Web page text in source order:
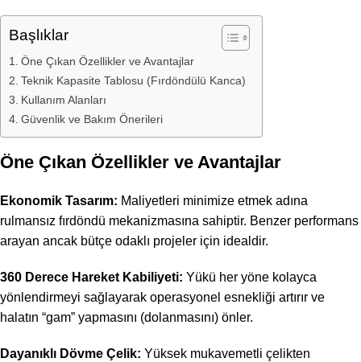
Başlıklar
Öne Çıkan Özellikler ve Avantajlar
Teknik Kapasite Tablosu (Fırdöndülü Kanca)
Kullanım Alanları
Güvenlik ve Bakım Önerileri
Öne Çıkan Özellikler ve Avantajlar
Ekonomik Tasarım: Maliyetleri minimize etmek adına
rulmansız fırdöndü mekanizmasına sahiptir. Benzer performans
arayan ancak bütçe odaklı projeler için idealdir.
360 Derece Hareket Kabiliyeti: Yükü her yöne kolayca
yönlendirmeyi sağlayarak operasyonel esnekliği artırır ve
halatın “gam” yapmasını (dolanmasını) önler.
Dayanıklı Dövme Çelik: Yüksek mukavemetli çelikten